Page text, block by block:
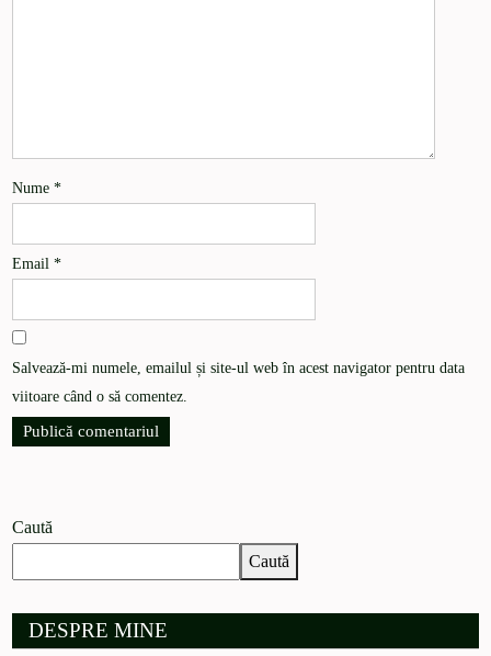
Nume*
Email*
Salvează-mi numele, emailul și site-ul web în acest navigator pentru data
viitoare când o să comentez.
Caută
Caută
DESPRE MINE